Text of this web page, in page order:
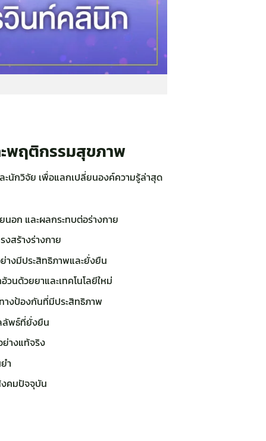
พฤติกรรมสุขภาพ
ะนักวิจัย เพื่อแลกเปลี่ยนองค์ความรู้ล่าสุด
อก และผลกระทบต่อร่างกาย
สร้างร่างกาย
งมีประสิทธิภาพและยั่งยืน
นด้วยยาและเทคโนโลยีใหม่
งป้องกันที่มีประสิทธิภาพ
ลัพธ์ที่ยั่งยืน
างแท้จริง
ำ
คมปัจจุบัน